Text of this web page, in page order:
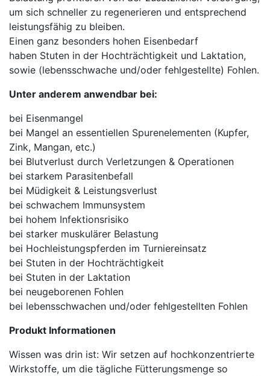
um sich schneller zu regenerieren und entsprechend
leistungsfähig zu bleiben.
Einen ganz besonders hohen Eisenbedarf
haben Stuten in der Hochträchtigkeit und Laktation,
sowie (lebensschwache und/oder fehlgestellte) Fohlen.
Unter anderem anwendbar bei:
bei Eisenmangel
bei Mangel an essentiellen Spurenelementen (Kupfer,
Zink, Mangan, etc.)
bei Blutverlust durch Verletzungen & Operationen
bei starkem Parasitenbefall
bei Müdigkeit & Leistungsverlust
bei schwachem Immunsystem
bei hohem Infektionsrisiko
bei starker muskulärer Belastung
bei Hochleistungspferden im Turniereinsatz
bei Stuten in der Hochträchtigkeit
bei Stuten in der Laktation
bei neugeborenen Fohlen
bei lebensschwachen und/oder fehlgestellten Fohlen
Produkt Informationen
Wissen was drin ist: Wir setzen auf hochkonzentrierte
Wirkstoffe, um die tägliche Fütterungsmenge so